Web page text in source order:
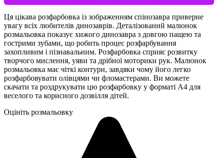
Ця цікава розфарбовка із зображенням спінозавра приверне
увагу всіх любителів динозаврів. Деталізований малюнок
розмальовка показує хижого динозавра з довгою пащею та
гострими зубами, що робить процес розфарбування
захопливим і пізнавальним. Розфарбовка сприяє розвитку
творчого мислення, уяви та дрібної моторики рук. Малюнок
розмальовка має чіткі контури, завдяки чому його легко
розфарбовувати олівцями чи фломастерами. Ви можете
скачати та роздрукувати цю розфарбовку у форматі А4 для
веселого та корисного дозвілля дітей.
Оцініть розмальовку